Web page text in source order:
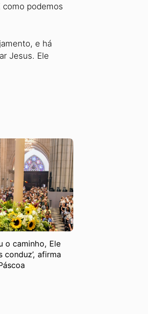
podemos
e há
Jesus. Ele
o caminho, Ele
conduz’, afirma